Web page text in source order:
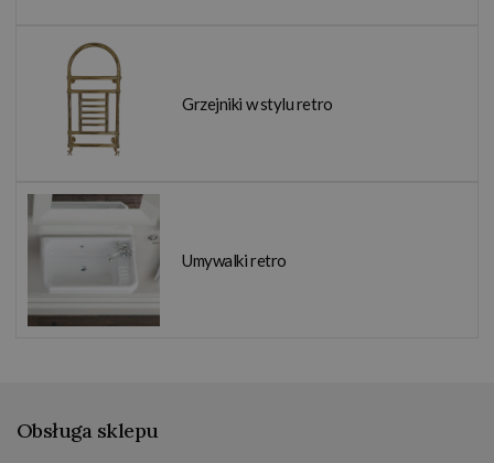
Grzejniki w stylu retro
Umywalki retro
Obsługa sklepu